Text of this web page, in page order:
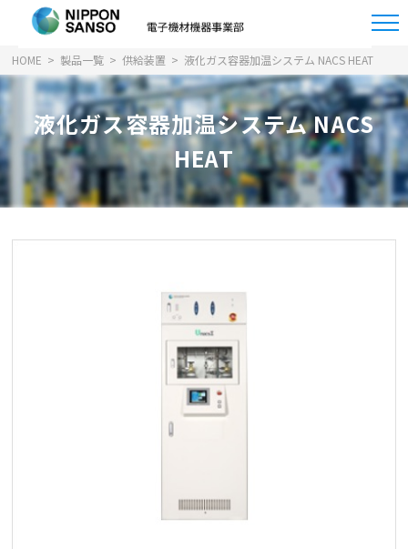
HOME 製品一覧 供給装置 液化ガス容器加温システム NACS HEAT
液化ガス容器加温システム NACS
HEAT